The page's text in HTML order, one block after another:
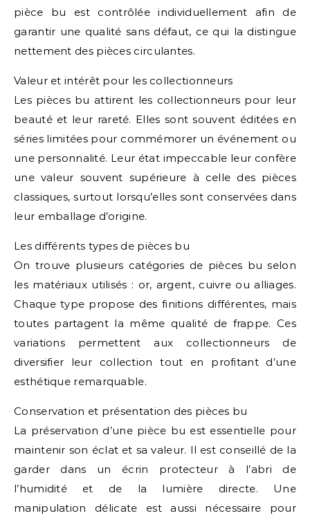
pièce bu est contrôlée individuellement afin de
garantir une qualité sans défaut, ce qui la distingue
nettement des pièces circulantes.
Valeur et intérêt pour les collectionneurs
Les pièces bu attirent les collectionneurs pour leur
beauté et leur rareté. Elles sont souvent éditées en
séries limitées pour commémorer un événement ou
une personnalité. Leur état impeccable leur confère
une valeur souvent supérieure à celle des pièces
classiques, surtout lorsqu’elles sont conservées dans
leur emballage d’origine.
Les différents types de pièces bu
On trouve plusieurs catégories de pièces bu selon
les matériaux utilisés : or, argent, cuivre ou alliages.
Chaque type propose des finitions différentes, mais
toutes partagent la même qualité de frappe. Ces
variations permettent aux collectionneurs de
diversifier leur collection tout en profitant d’une
esthétique remarquable.
Conservation et présentation des pièces bu
La préservation d’une pièce bu est essentielle pour
maintenir son éclat et sa valeur. Il est conseillé de la
garder dans un écrin protecteur à l’abri de
l’humidité et de la lumière directe. Une
manipulation délicate est aussi nécessaire pour